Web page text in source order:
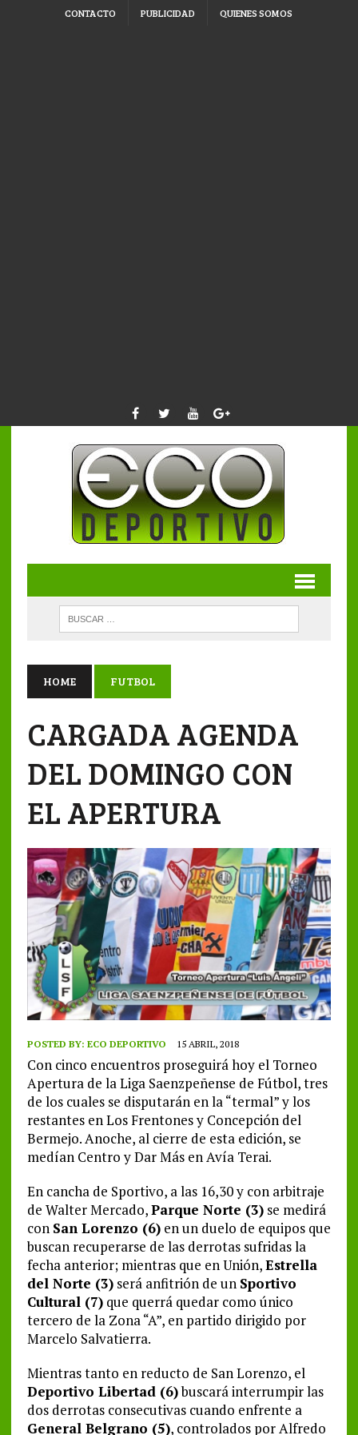
CONTACTO PUBLICIDAD QUIENES SOMOS
HOME FUTBOL
CARGADA AGENDA
DEL DOMINGO CON
EL APERTURA
POSTED BY: ECO DEPORTIVO 15 ABRIL, 2018
Con cinco encuentros proseguirá hoy el Torneo
Apertura de la Liga Saenzpeñense de Fútbol, tres
de los cuales se disputarán en la “termal” y los
restantes en Los Frentones y Concepción del
Bermejo. Anoche, al cierre de esta edición, se
medían Centro y Dar Más en Avía Terai.
En cancha de Sportivo, a las 16,30 y con arbitraje
de Walter Mercado,Parque Norte (3)se medirá
con San Lorenzo (6)en un duelo de equipos que
buscan recuperarse de las derrotas sufridas la
fecha anterior; mientras que en Unión,Estrella
del Norte (3)será anfitrión de un Sportivo
Cultural (7)que querrá quedar como único
tercero de la Zona “A”, en partido dirigido por
Marcelo Salvatierra.
Mientras tanto en reducto de San Lorenzo, el
Deportivo Libertad (6)buscará interrumpir las
dos derrotas consecutivas cuando enfrente a
General Belgrano (5), controlados por Alfredo